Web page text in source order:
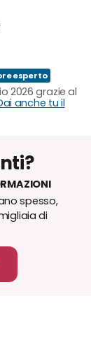
2026 grazie al
anche tu il
spesso,
di